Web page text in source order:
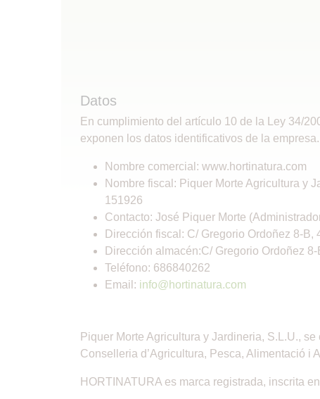
Datos
En cumplimiento del artículo 10 de la Ley 34/
exponen los datos identificativos de la empresa.
Nombre comercial: www.hortinatura.com
Nombre fiscal: Piquer Morte Agricultura y
151926
Contacto: José Piquer Morte
Dirección fiscal: C/ Gregorio Ordoñez 8-
Dirección almacén:C/ Gregorio Ordoñez
Teléfono: 686840262
Email: info@hortinatura.com
Piquer Morte Agricultura y Jardineria, S.L.U.,
Conselleria d’Agricultura, Pesca, Alimentació i
HORTINATURA es marca registrada, inscrita